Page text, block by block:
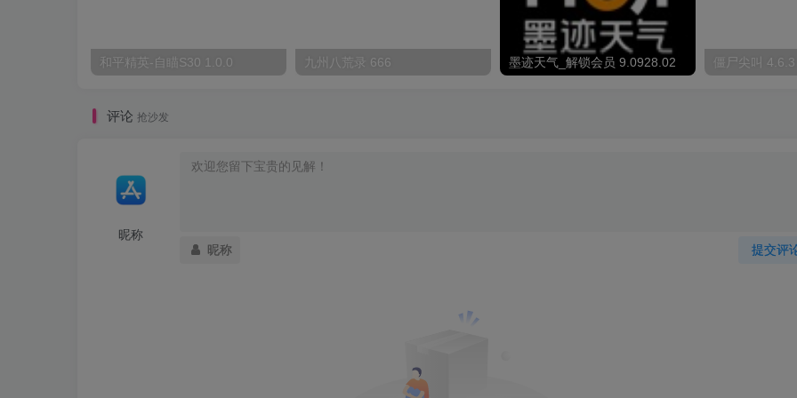
和平精英-自瞄S30 1.0.0 九州八荒录 666 墨迹天气_解锁会员 9.0928.02 僵尸尖叫 4.6.3
评论 抢沙发
昵称
提交评
昵称